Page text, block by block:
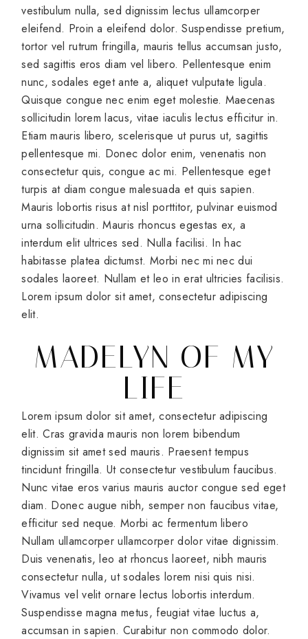
vestibulum nulla, sed dignissim lectus ullamcorper
eleifend. Proin a eleifend dolor. Suspendisse pretium,
tortor vel rutrum fringilla, mauris tellus accumsan justo,
sed sagittis eros diam vel libero. Pellentesque enim
nunc, sodales eget ante a, aliquet vulputate ligula.
Quisque congue nec enim eget molestie. Maecenas
sollicitudin lorem lacus, vitae iaculis lectus efficitur in.
Etiam mauris libero, scelerisque ut purus ut, sagittis
pellentesque mi. Donec dolor enim, venenatis non
consectetur quis, congue ac mi. Pellentesque eget
turpis at diam congue malesuada et quis sapien.
Mauris lobortis risus at nisl porttitor, pulvinar euismod
urna sollicitudin. Mauris rhoncus egestas ex, a
interdum elit ultrices sed. Nulla facilisi. In hac
habitasse platea dictumst. Morbi nec mi nec dui
sodales laoreet. Nullam et leo in erat ultricies facilisis.
Lorem ipsum dolor sit amet, consectetur adipiscing
elit.
MADELYN OF MY
LIFE
Lorem ipsum dolor sit amet, consectetur adipiscing
elit. Cras gravida mauris non lorem bibendum
dignissim sit amet sed mauris. Praesent tempus
tincidunt fringilla. Ut consectetur vestibulum faucibus.
Nunc vitae eros varius mauris auctor congue sed eget
diam. Donec augue nibh, semper non faucibus vitae,
efficitur sed neque. Morbi ac fermentum libero
Nullam ullamcorper ullamcorper dolor vitae dignissim.
Duis venenatis, leo at rhoncus laoreet, nibh mauris
consectetur nulla, ut sodales lorem nisi quis nisi.
Vivamus vel velit ornare lectus lobortis interdum.
Suspendisse magna metus, feugiat vitae luctus a,
accumsan in sapien. Curabitur non commodo dolor.